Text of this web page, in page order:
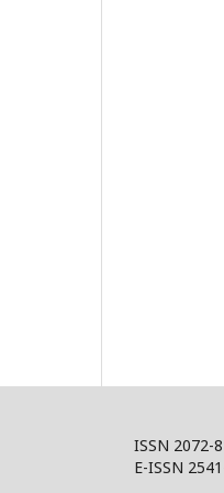
ISSN 2072-
E-ISSN